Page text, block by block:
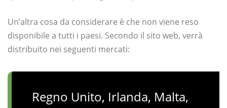
Un’altra cosa da considerare è che non viene reso
disponibile a tutti i paesi. Secondo il sito web, verrà
distribuito nei seguenti mercati:
Regno Unito, Irlanda, Malta,